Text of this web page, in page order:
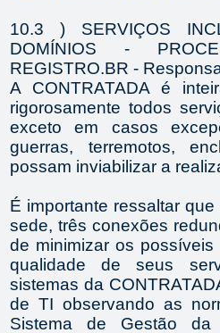
10.3 ) SERVIÇOS
DOMÍNIOS -
REGISTRO.BR -
A CONTRATADA é
rigorosamente todos
exceto em casos
guerras, terremotos,
possam inviabilizar a
É importante ressaltar
sede, três conexões
de minimizar os
qualidade de seus
sistemas da
de TI observando as
Sistema de Gestão